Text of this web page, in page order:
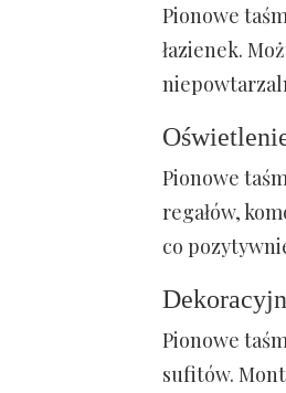
Pionowe
łazienek.
Pionowe
regałów,
co
Pionowe
sufitów.